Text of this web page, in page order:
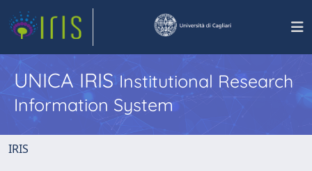
UNICA IRISInstitutional Research
Information System
IRIS